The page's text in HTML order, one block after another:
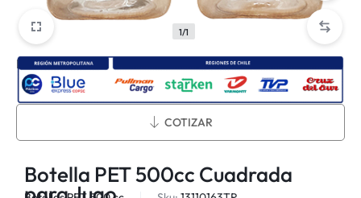
1/1
Métodos de envío:
COTIZAR
Botella PET 500cc Cuadrada